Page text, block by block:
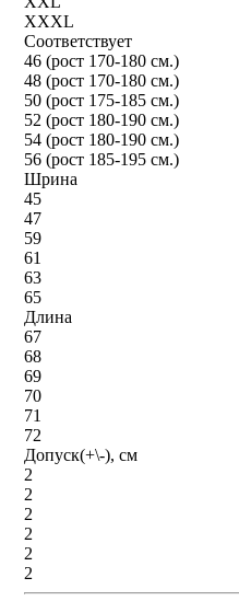
XXXL
Соответствует
46 (рост 170-180 см.)
48 (рост 170-180 см.)
50 (рост 175-185 см.)
52 (рост 180-190 см.)
54 (рост 180-190 см.)
56 (рост 185-195 см.)
Шрина
45
47
59
61
63
65
Длина
67
68
69
70
71
72
Допуск(+\-), см
2
2
2
2
2
2